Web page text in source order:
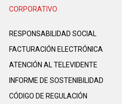
CORPORATIVO
RESPONSABILIDAD SOCIAL
FACTURACIÓN ELECTRÓNICA
ATENCIÓN AL TELEVIDENTE
INFORME DE SOSTENIBILIDAD
CÓDIGO DE REGULACIÓN